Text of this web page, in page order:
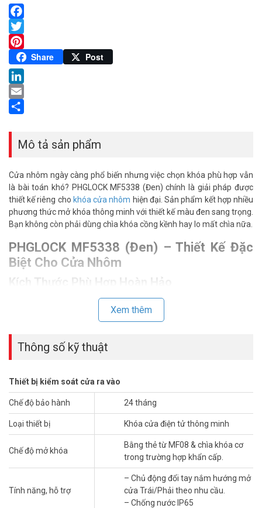
Facebook
Twitter
Pinterest
Share Post
LinkedIn
Email
Mô tả sản phẩm
Cửa nhôm ngày càng phổ biến nhưng việc chọn khóa phù hợp vẫn
là bài toán khó? PHGLOCK MF5338 (Đen) chính là giải pháp được
thiết kế riêng cho khóa cửa nhôm hiện đại. Sản phẩm kết hợp nhiều
phương thức mở khóa thông minh với thiết kế màu đen sang trọng.
Bạn không còn phải dùng chìa khóa cồng kềnh hay lo mất chìa nữa.
PHGLOCK MF5338 (Đen) – Thiết Kế Đặc
Biệt Cho Cửa Nhôm
Kích Thước Phù Hợp Hoàn Hảo
PHGLOCK MF5338 (Đen) được thiết kế tối ưu cho cửa nhôm. Khóa
phù hợp với cửa dày 35-55mm, độ rộng lỗ khoét phổ biến. Tay nắm
và thân khóa có kích thước cân đối, không quá to hay quá nhỏ. Việc
lắp đặt lên cửa nhôm trở nên dễ dàng và gọn gàng.
Màu Đen Sang Trọng
Lớp phủ màu đen mờ tạo vẻ hiện đại, hòa hợp với khung nhôm.
Khác với màu sáng dễ bám bẩn, màu đen giữ được vẻ đẹp lâu hơn.
Bề mặt chống trầy xước, chống mài mòn qua thời gian sử dụng.
Kiểu dáng tối giản phù hợp với mọi phong cách nội thất.
Nhiều Cách Mở Khóa Linh Hoạt
Vân Tay Nhanh Chính Xác
Cảm biến vân tay semiconductor nhận diện trong 0.5 giây. Bạn chỉ
cần đặt ngón tay lên là cửa mở ngay. Khóa lưu được tới 100 vân tay,
đủ cho cả gia đình và người quen. Tay bẩn nhẹ hay hơi ẩm vẫn
Xem thêm
Thông số kỹ thuật
Thiết bị kiểm soát cửa ra vào
Chế độ bảo hành 24 tháng
Loại thiết bị Khóa cửa điện tử thông minh
Chế độ mở khóa
Bằng thẻ từ MF08 & chìa khóa cơ
trong trường hợp khẩn cấp.
Tính năng, hỗ trợ
– Chủ động đổi tay nắm hướng mở
cửa Trái/Phải theo nhu cầu.
– Chống nước IP65